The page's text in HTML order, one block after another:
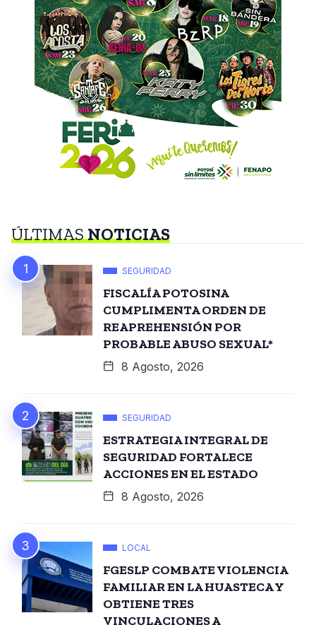
ÚLTIMASNOTICIAS
SEGURIDAD
FISCALÍA POTOSINA
CUMPLIMENTA ORDEN DE
REAPREHENSIÓN POR
PROBABLE ABUSO SEXUAL*
8 Agosto, 2026
SEGURIDAD
ESTRATEGIA INTEGRAL DE
SEGURIDAD FORTALECE
ACCIONES EN EL ESTADO
8 Agosto, 2026
LOCAL
FGESLP COMBATE VIOLENCIA
FAMILIAR EN LA HUASTECA Y
OBTIENE TRES
VINCULACIONES A